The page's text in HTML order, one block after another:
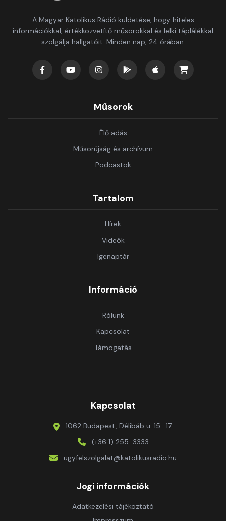
A Magyar Katolikus Rádió küldetése, hogy hiteles
információkkal, értékközvetítő műsorokkal és lelki táplálékkal
szolgálja hallgatóit. Minden nap, 24 órában.
Műsorok
Élő adás
Műsorújság és archívum
Podcastok
Tartalom
Hírek
Videók
Igenaptár
Információ
Rólunk
Kapcsolat
Támogatás
Kapcsolat
1062 Budapest, Délibáb u. 15.-17.
(+36 1) 255-3333
ugyfelszolgalat@katolikusradio.hu
Jogi információk
Adatkezelési tájékoztató